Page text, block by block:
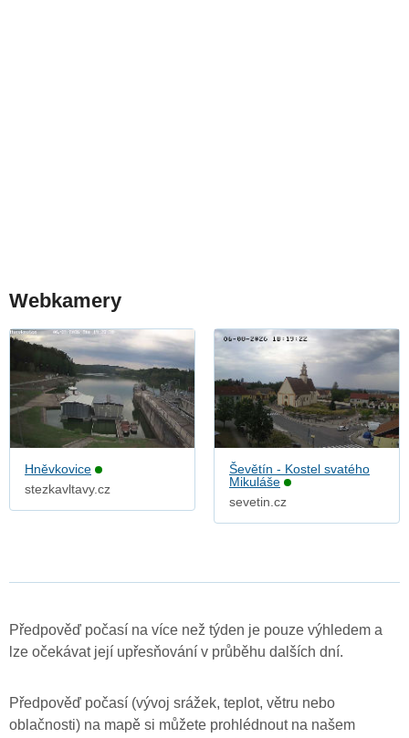
Webkamery
Hněvkovice
stezkavltavy.cz
Ševětín - Kostel svatého
Mikuláše
sevetin.cz
Předpověď počasí na více než týden je pouze výhledem a
lze očekávat její upřesňování v průběhu dalších dní.
Předpověď počasí (vývoj srážek, teplot, větru nebo
oblačnosti) na mapě si můžete prohlédnout na našem